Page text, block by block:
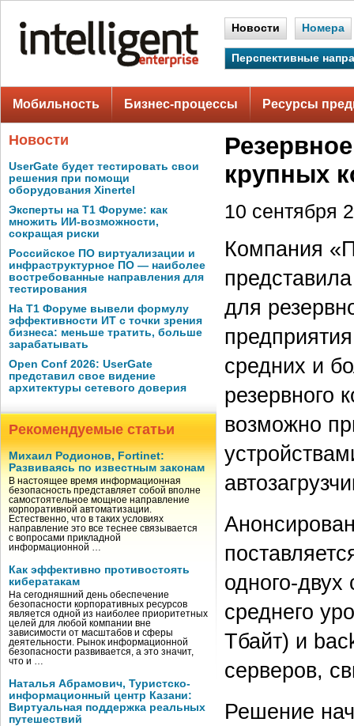
Новости Номера
Перспективные
Мобильность Бизнес-процессы Ресурсы
Новости
UserGate будет тестировать свои
решения при помощи
оборудования Xinertel
Эксперты на Т1 Форуме: как
множить ИИ-возможности,
сокращая риски
Российское ПО виртуализации и
инфраструктурное ПО — наиболее
востребованные направления для
тестирования
На Т1 Форуме вывели формулу
эффективности ИТ с точки зрения
бизнеса: меньше тратить, больше
зарабатывать
Open Conf 2026: UserGate
представил свое видение
архитектуры сетевого доверия
Рекомендуемые статьи
Михаил Родионов, Fortinet:
Развиваясь по известным законам
В настоящее время информационная
безопасность представляет собой вполне
самостоятельное мощное направление
корпоративной автоматизации.
Естественно, что в таких условиях
направление это все теснее связывается
с вопросами прикладной
информационной …
Как эффективно противостоять
кибератакам
На сегодняшний день обеспечение
безопасности корпоративных ресурсов
является одной из наиболее приоритетных
целей для любой компании вне
зависимости от масштабов и сферы
деятельности. Рынок информационной
безопасности развивается, а это значит,
что и …
Наталья Абрамович, Туристско-
информационный центр Казани:
Виртуальная поддержка реальных
путешествий
крупных
10 сентября
Компания
для
средних и
резервного
возможно
одного-
среднего
Тбайт) и
серверов,
Решение